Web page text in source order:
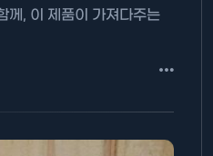
께, 이 제품이 가져다주는